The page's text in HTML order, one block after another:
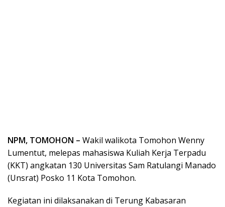
NPM, TOMOHON – Wakil walikota Tomohon Wenny
Lumentut, melepas mahasiswa Kuliah Kerja Terpadu
(KKT) angkatan 130 Universitas Sam Ratulangi Manado
(Unsrat) Posko 11 Kota Tomohon.
Kegiatan ini dilaksanakan di Terung Kabasaran